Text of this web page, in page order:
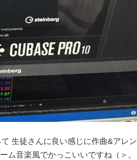
生徒さんに良い感じに作曲&アレン
音楽風でかっこいいですね（＞。